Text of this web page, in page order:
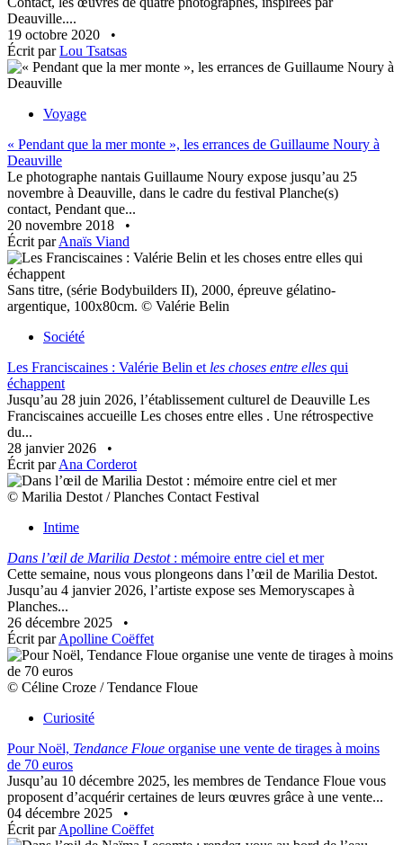
Deauville....
19 octobre 2020
•
Écrit parLou Tsatsas
Voyage
« Pendant que la mer monte », les errances de Guillaume Noury à
Deauville
Le photographe nantais Guillaume Noury expose jusqu’au 25
novembre à Deauville, dans le cadre du festival Planche(s)
contact, Pendant que...
20 novembre 2018
•
Écrit parAnaïs Viand
Sans titre, (série Bodybuilders II), 2000, épreuve gélatino-
argentique, 100x80cm. © Valérie Belin
Société
Les Franciscaines : Valérie Belin et les choses entre elles qui
échappent
Jusqu’au 28 juin 2026, l’établissement culturel de Deauville Les
Franciscaines accueille Les choses entre elles . Une rétrospective
du...
28 janvier 2026
•
Écrit parAna Corderot
© Marilia Destot / Planches Contact Festival
Intime
Dans l’œil de Marilia Destot: mémoire entre ciel et mer
Cette semaine, nous vous plongeons dans l’œil de Marilia Destot.
Jusqu’au 4 janvier 2026, l’artiste expose ses Memoryscapes à
Planches...
26 décembre 2025
•
Écrit parApolline Coëffet
© Céline Croze / Tendance Floue
Curiosité
Pour Noël, Tendance Floue organise une vente de tirages à moins
de 70 euros
Jusqu’au 10 décembre 2025, les membres de Tendance Floue vous
proposent d’acquérir certaines de leurs œuvres grâce à une vente...
04 décembre 2025
•
Écrit parApolline Coëffet